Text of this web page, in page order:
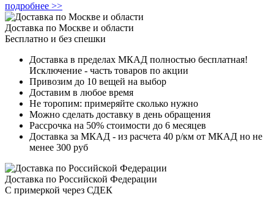
подробнее >>
Доставка по Москве и области
Бесплатно и без спешки
Доставка в пределах МКАД полностью бесплатная!
Исключение - часть товаров по акции
Привозим до 10 вещей на выбор
Доставим в любое время
Не торопим: примеряйте сколько нужно
Можно сделать доставку в день обращения
Рассрочка на 50% стоимости до 6 месяцев
Доставка за МКАД - из расчета 40 р/км от МКАД но не
менее 300 руб
Доставка по Российской Федерации
С примеркой через СДЕК